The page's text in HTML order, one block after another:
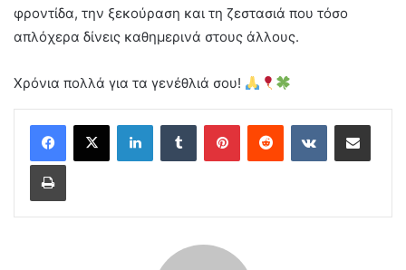
φροντίδα, την ξεκούραση και τη ζεστασιά που τόσο
απλόχερα δίνεις καθημερινά στους άλλους.
Χρόνια πολλά για τα γενέθλιά σου!
LinkedInTumblr PinterestReddit VKontakteShare via Email
Print